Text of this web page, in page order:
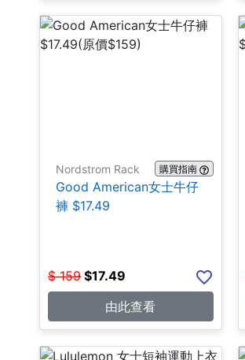
Nordstrom Rack 購買指南
Good American女士牛仔
褲 $17.49
$ 159 $17.49
由此查看